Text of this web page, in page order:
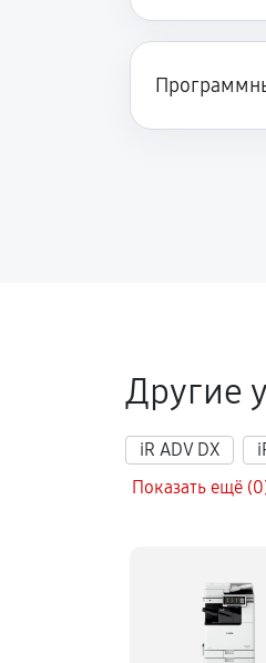
Другие
iR ADV DX
Показать ещё